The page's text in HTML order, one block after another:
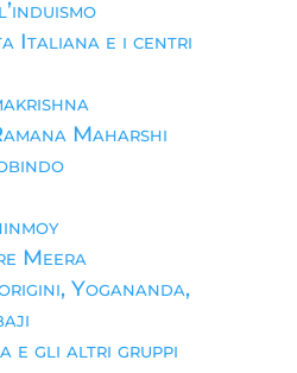
Italiana e i centri
Maharshi
Meera
Yogananda,
e gli altri gruppi